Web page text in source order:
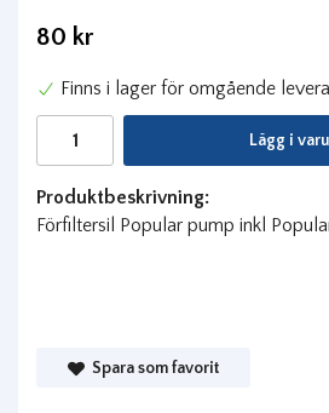
80 kr
Finns i lager för omgående
Lägg i
Produktbeskrivning:
Förfiltersil Popular pump inkl
Spara som favorit